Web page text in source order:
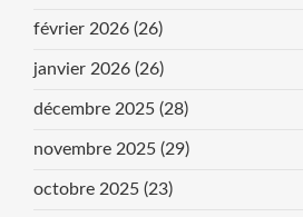
février 2026 (26)
janvier 2026 (26)
décembre 2025 (28)
novembre 2025 (29)
octobre 2025 (23)